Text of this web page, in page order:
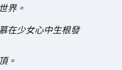
界。
在少女心中生根發
。